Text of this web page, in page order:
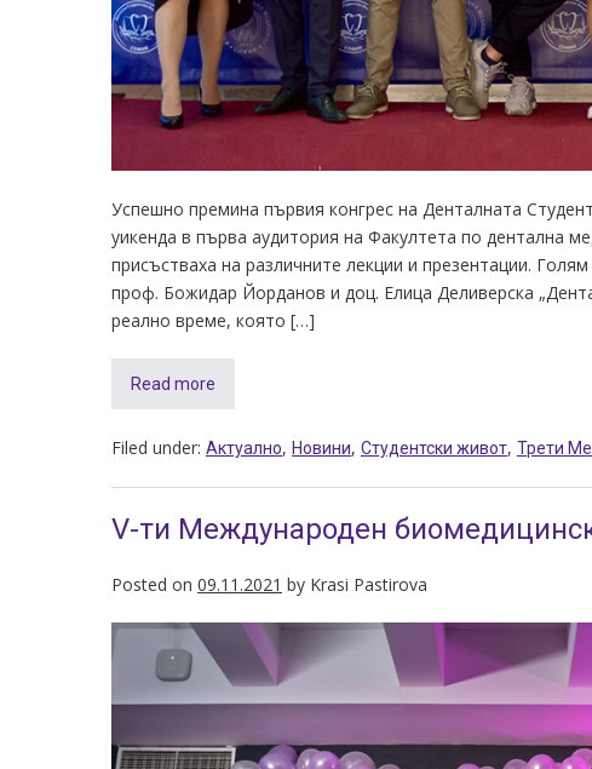
Успешно премина първия конгрес на Денталната
уикенда в първа аудитория на Факултета по дентална
присъстваха на различните лекции и презентации.
проф. Божидар Йорданов и доц. Елица Деливерска
реално време, която […]
Read more
Filed under: Актуално, Новини, Студентски живот, Трети
V-ти Международен
Posted on 09.11.2021 by Krasi Pastirova